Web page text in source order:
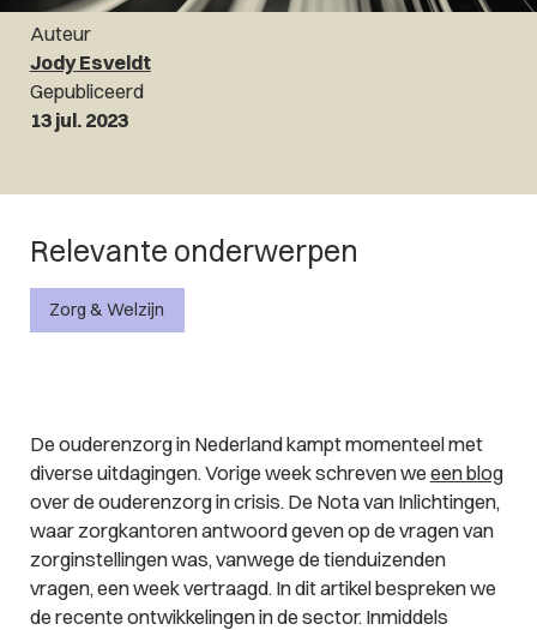
Auteur
Jody Esveldt
Gepubliceerd
13 jul. 2023
Relevante onderwerpen
Zorg & Welzijn
De ouderenzorg in Nederland kampt momenteel met
diverse uitdagingen. Vorige week schreven we een blog
over de ouderenzorg in crisis. De Nota van Inlichtingen,
waar zorgkantoren antwoord geven op de vragen van
zorginstellingen was, vanwege de tienduizenden
vragen, een week vertraagd. In dit artikel bespreken we
de recente ontwikkelingen in de sector. Inmiddels